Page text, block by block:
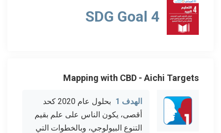
SDG Goal 4
Mapping with CBD - Aichi Targets
الهدف 1
بحلول عام 2020 كحد
أقصى، يكون الناس على علم بقيم
التنوع البيولوجي، وبالخطوات التي